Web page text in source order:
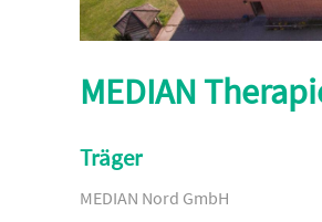
MEDIAN
Träger
MEDIAN Nord GmbH